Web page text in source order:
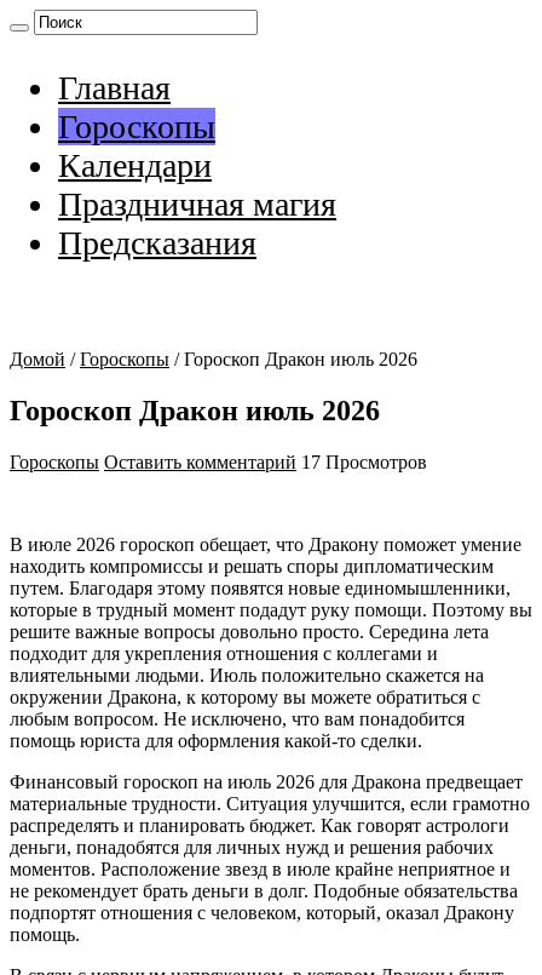
Главная
Гороскопы
Календари
Праздничная магия
Предсказания
Домой / Гороскопы / Гороскоп Дракон июль 2026
Гороскоп Дракон июль 2026
Гороскопы Оставить комментарий 17 Просмотров
В июле 2026 гороскоп обещает, что Дракону поможет умение
находить компромиссы и решать споры дипломатическим
путем. Благодаря этому появятся новые единомышленники,
которые в трудный момент подадут руку помощи. Поэтому вы
решите важные вопросы довольно просто. Середина лета
подходит для укрепления отношения с коллегами и
влиятельными людьми. Июль положительно скажется на
окружении Дракона, к которому вы можете обратиться с
любым вопросом. Не исключено, что вам понадобится
помощь юриста для оформления какой-то сделки.
Финансовый гороскоп на июль 2026 для Дракона предвещает
материальные трудности. Ситуация улучшится, если грамотно
распределять и планировать бюджет. Как говорят астрологи
деньги, понадобятся для личных нужд и решения рабочих
моментов. Расположение звезд в июле крайне неприятное и
не рекомендует брать деньги в долг. Подобные обязательства
подпортят отношения с человеком, который, оказал Дракону
помощь.